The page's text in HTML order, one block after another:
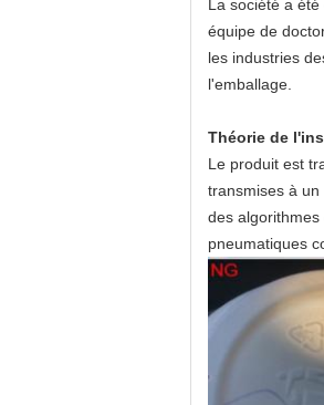
La société a
équipe de
les industries
l'emballage.
Théorie de
Le produit est
transmises à un
des
pneumatiques